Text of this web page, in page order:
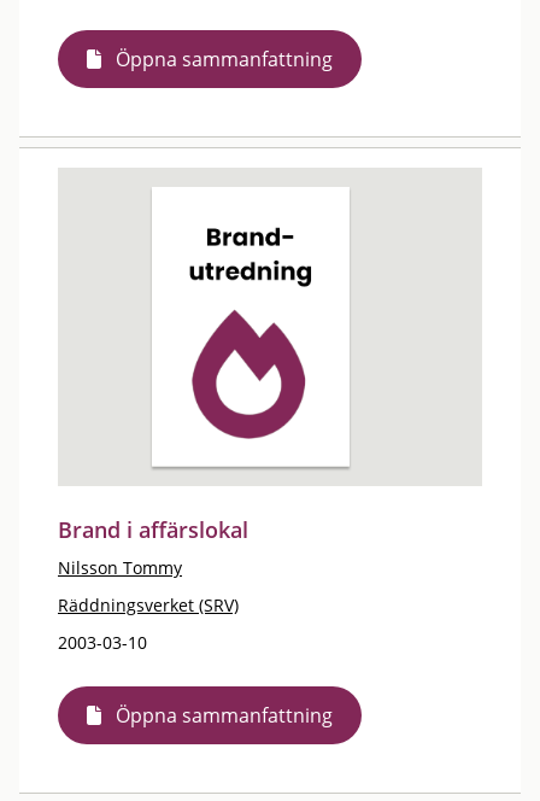
Öppna sammanfattning
Brand i affärslokal
Nilsson Tommy
Räddningsverket (SRV)
2003-03-10
Öppna sammanfattning